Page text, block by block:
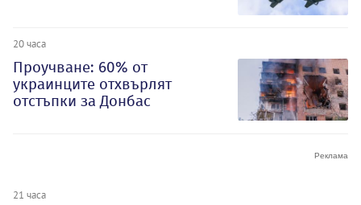
20 часа
Проучване: 60% от
украинците отхвърлят
отстъпки за Донбас
21 часа